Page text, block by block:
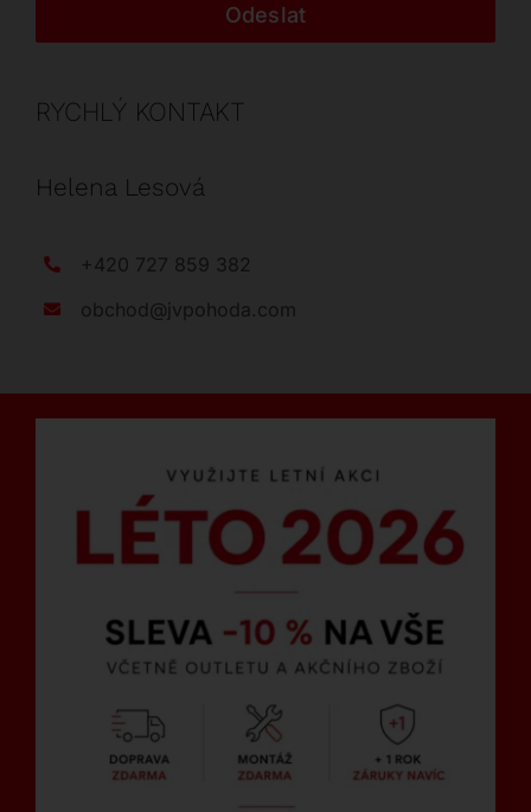
Odeslat
RYCHLÝ KONTAKT
Helena Lesová
+420 727 859 382
obchod@jvpohoda.com